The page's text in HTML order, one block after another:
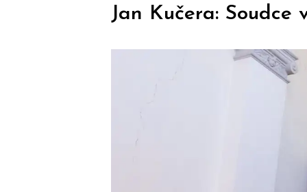
Jan Kučera: Soudce